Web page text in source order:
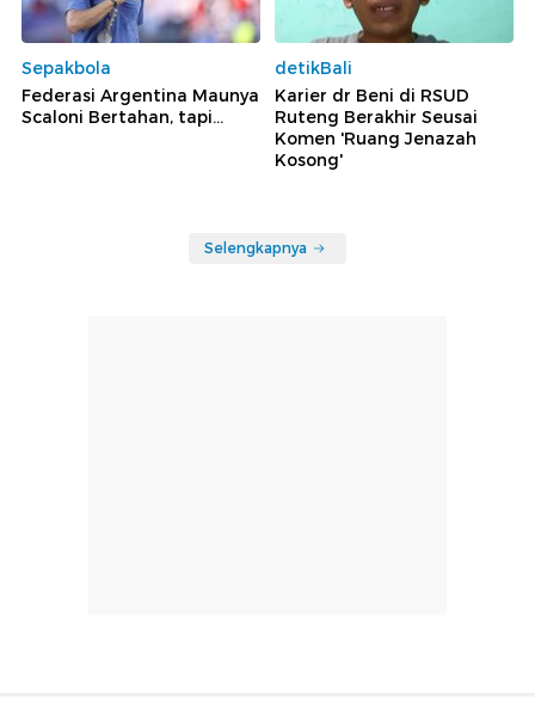
Sepakbola
Federasi Argentina Maunya
Scaloni Bertahan, tapi...
detikBali
Karier dr Beni di RSUD
Ruteng Berakhir Seusai
Komen 'Ruang Jenazah
Kosong'
Selengkapnya